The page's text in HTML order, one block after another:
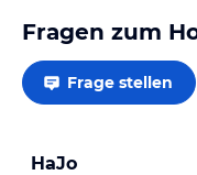
Fragen zum
Frage stellen
HaJo